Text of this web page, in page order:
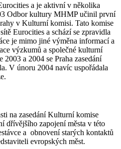
a je aktivní v několika
Odbor kultury MHMP učinil první
v Kulturní komisi. Tato komise
Eurocities a schází se zpravidla
je mimo jiné výměna informací a
výzkumů a společné kulturní
a 2004 se Praha zasedání
V únoru 2004 navíc uspořádala
na zasedání Kulturní komise
dřívějšího zapojení města v této
a obnovení starých kontaktů
evropských měst.